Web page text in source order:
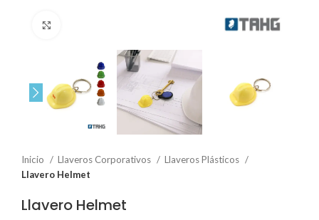
Inicio Llaveros Corporativos
Llaveros Plásticos
Llavero Helmet
Llavero Helmet